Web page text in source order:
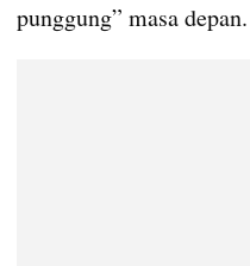
punggung” masa depan.